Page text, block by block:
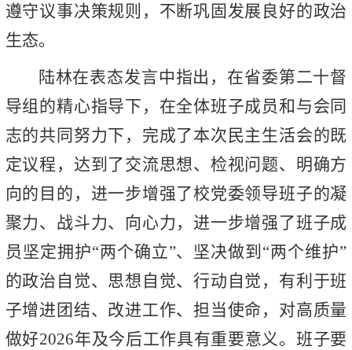
遵守议事决策规则，不断巩固发展良好的政治
生态。
陆林在表态发言中指出，在省委第二十督
导组的精心指导下，在全体班子成员和与会同
志的共同努力下，完成了本次民主生活会的既
定议程，达到了交流思想、检视问题、明确方
向的目的，进一步增强了校党委领导班子的凝
聚力、战斗力、向心力，进一步增强了班子成
员坚定拥护“两个确立”、坚决做到“两个维护”
的政治自觉、思想自觉、行动自觉，有利于班
子增进团结、改进工作、担当使命，对高质量
做好2026年及今后工作具有重要意义。班子要